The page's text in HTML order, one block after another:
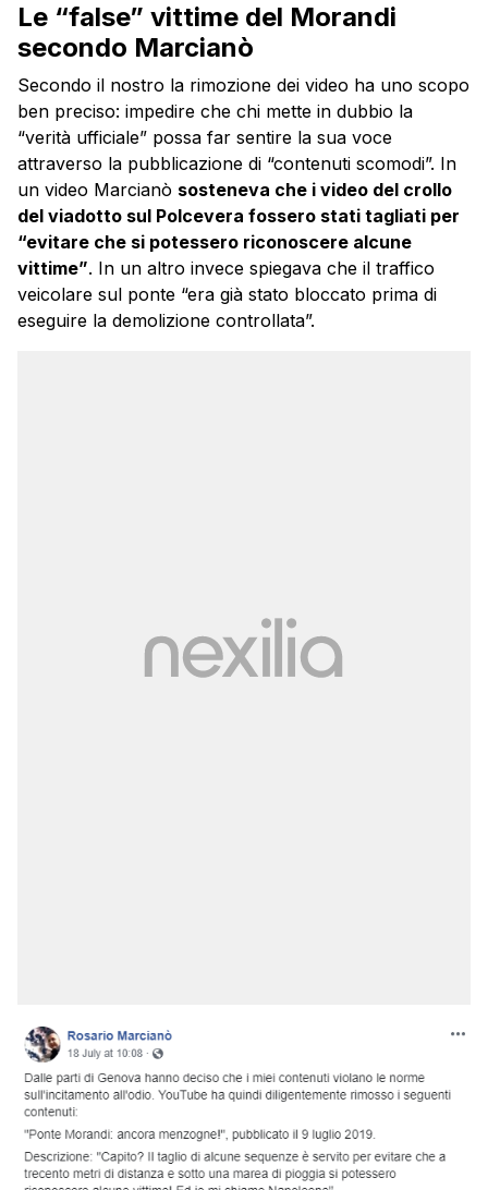
Le “false” vittime del Morandi
secondo Marcianò
Secondo il nostro la rimozione dei video ha uno scopo
ben preciso: impedire che chi mette in dubbio la
“verità ufficiale” possa far sentire la sua voce
attraverso la pubblicazione di “contenuti scomodi”. In
un video Marcianò sosteneva che i video del crollo
del viadotto sul Polcevera fossero stati tagliati per
“evitare che si potessero riconoscere alcune
vittime”. In un altro invece spiegava che il traffico
veicolare sul ponte “era già stato bloccato prima di
eseguire la demolizione controllata”.